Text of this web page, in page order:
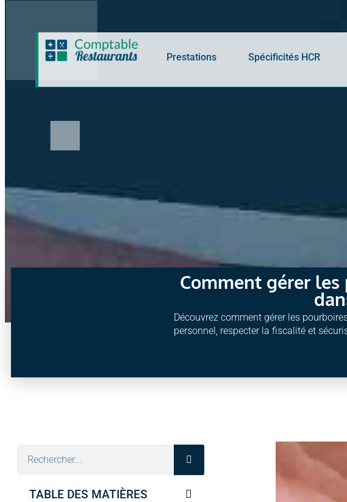
Panneau de gestion des cookies
Prestations Spécificités HCR
Comment gérer les
Découvrez comment gérer les
personnel, respecter la fiscalité et
TABLE DES MATIÈRES